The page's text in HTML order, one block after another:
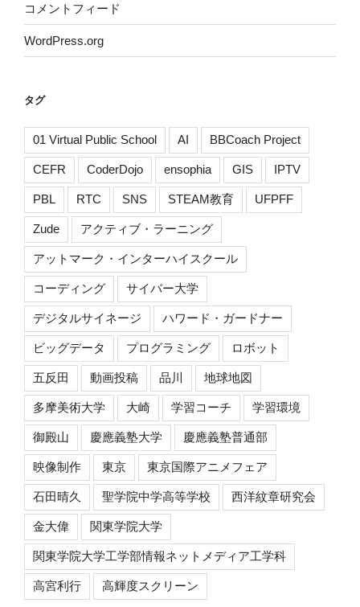
コメントフィード
WordPress.org
タグ
01 Virtual Public School AI BBCoach Project
CEFR CoderDojo ensophia GIS IPTV
PBL RTC SNS STEAM教育 UFPFF
Zude アクティブ・ラーニング
アットマーク・インターハイスクール
コーディング サイバー大学
デジタルサイネージ ハワード・ガードナー
ビッグデータ プログラミング ロボット
五反田 動画投稿 品川 地球地図
多摩美術大学 大崎 学習コーチ 学習環境
御殿山 慶應義塾大学 慶應義塾普通部
映像制作 東京 東京国際アニメフェア
石田晴久 聖学院中学高等学校 西洋紋章研究会
金大偉 関東学院大学
関東学院大学工学部情報ネットメディア工学科
高宮利行 高輝度スクリーン